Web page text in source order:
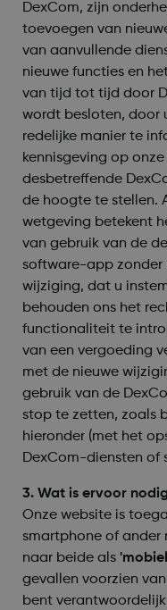
DexCom, zijn
toevoegen van
van aanvullende
nieuwe functies en
van tijd tot tijd door
wordt besloten, door
redelijke manier te
kennisgeving op
desbetreffende
de hoogte te stellen.
wetgeving betekent
van gebruik van de
software-app zonder
wijziging, dat u
behouden ons het
functionaliteit te
van een vergoeding
met de nieuwe
gebruik van de
stop te zetten, zoals
hieronder (met het
DexCom-diensten of
3. Wat is ervoor
Onze website is
smartphone of ander
naar beide als
gevallen voorzien
bent